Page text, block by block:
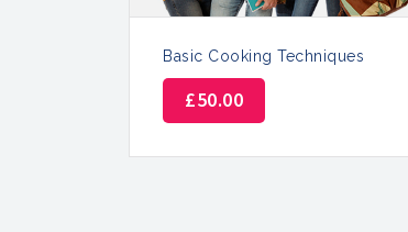
Basic Cooking Techniques
£50.00